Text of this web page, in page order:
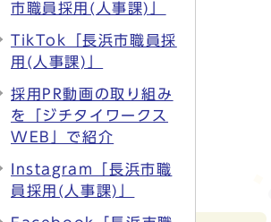
市職員採用(人事課)」
TikTok「長浜市職員採
用(人事課)」
採用PR動画の取り組み
を「ジチタイワークス
WEB」で紹介
Instagram「長浜市職
員採用(人事課)」